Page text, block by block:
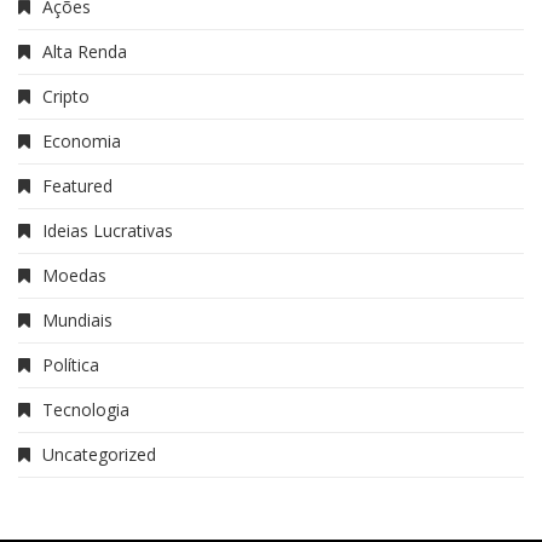
Ações
Alta Renda
Cripto
Economia
Featured
Ideias Lucrativas
Moedas
Mundiais
Política
Tecnologia
Uncategorized